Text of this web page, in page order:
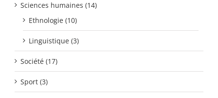
Sciences humaines (14)
Ethnologie (10)
Linguistique (3)
Société (17)
Sport (3)